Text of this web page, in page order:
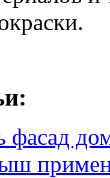
фасад